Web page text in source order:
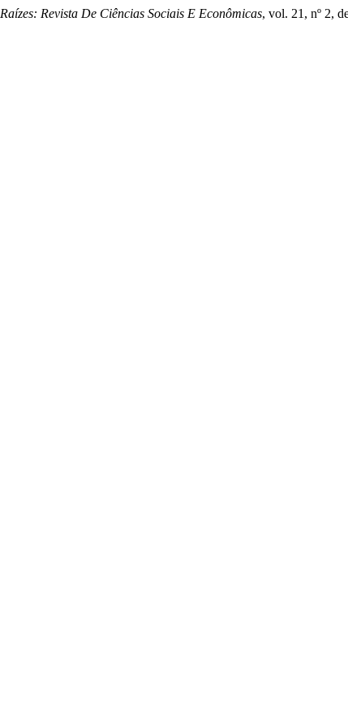
Raízes: Revista De Ciências Sociais E Econômicas, vol. 21, nº 2,